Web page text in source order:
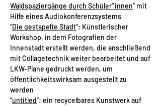
Waldspaziergänge durch Schüler*innen” mit
Hilfe eines Audiokonferenzsystems
“Die gestapelte Stadt”: Künstlerischer
Workshop, in dem Fotografien der
Innenstadt erstellt werden, die anschließend
mit Collagetechnik weiter bearbeitet und auf
LKW-Plane gedruckt werden, um
öffentlichkeitswirksam ausgestellt zu
werden
“untitled”: ein recycelbares Kunstwerk auf